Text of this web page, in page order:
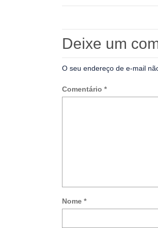
Deixe um
O seu endereço de e-mail
Comentário *
Nome *